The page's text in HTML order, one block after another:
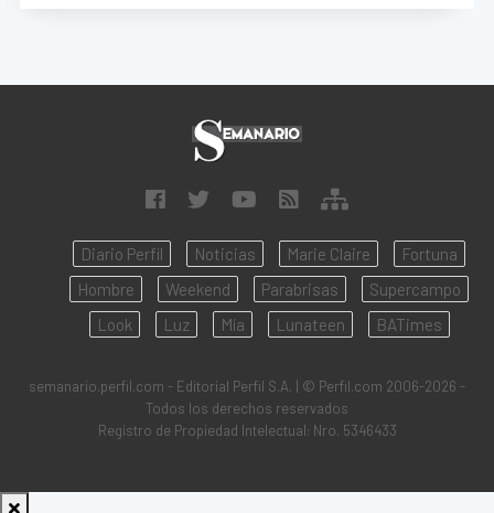
Diario Perfil Noticias Marie Claire
Fortuna
Hombre
Weekend Parabrisas
Supercampo
Look
Luz Mía Lunateen BATimes
semanario.perfil.com - Editorial Perfil S.A. | © Perfil.com 2006-2026 -
Todos los derechos reservados
Registro de Propiedad Intelectual: Nro. 5346433